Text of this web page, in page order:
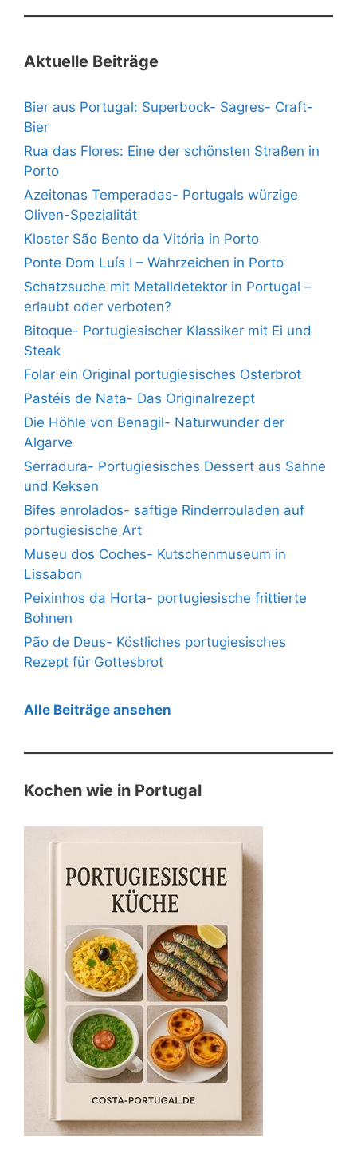
Aktuelle Beiträge
Bier aus Portugal: Superbock- Sagres- Craft-
Bier
Rua das Flores: Eine der schönsten Straßen in
Porto
Azeitonas Temperadas- Portugals würzige
Oliven-Spezialität
Kloster São Bento da Vitória in Porto
Ponte Dom Luís I – Wahrzeichen in Porto
Schatzsuche mit Metalldetektor in Portugal –
erlaubt oder verboten?
Bitoque- Portugiesischer Klassiker mit Ei und
Steak
Folar ein Original portugiesisches Osterbrot
Pastéis de Nata- Das Originalrezept
Die Höhle von Benagil- Naturwunder der
Algarve
Serradura- Portugiesisches Dessert aus Sahne
und Keksen
Bifes enrolados- saftige Rinderrouladen auf
portugiesische Art
Museu dos Coches- Kutschenmuseum in
Lissabon
Peixinhos da Horta- portugiesische frittierte
Bohnen
Pão de Deus- Köstliches portugiesisches
Rezept für Gottesbrot
Alle Beiträge ansehen
Kochen wie in Portugal